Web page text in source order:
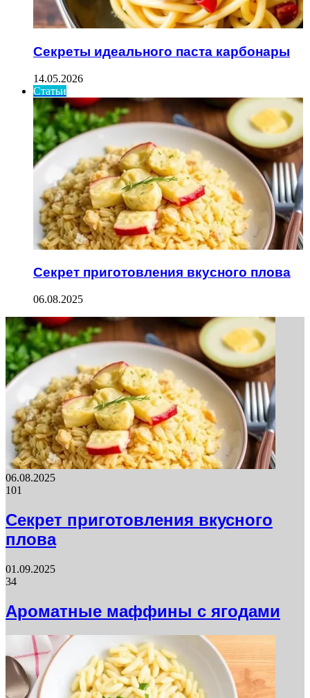
Секреты идеального паста карбонары
14.05.2026
Статьи
Секрет приготовления вкусного плова
06.08.2025
06.08.2025
101
Секрет приготовления вкусного
плова
01.09.2025
34
Ароматные маффины с ягодами